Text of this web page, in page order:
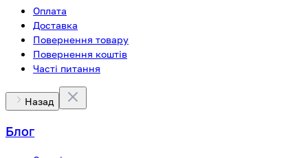
Оплата
Доставка
Повернення товару
Повернення коштів
Часті питання
Назад
Блог